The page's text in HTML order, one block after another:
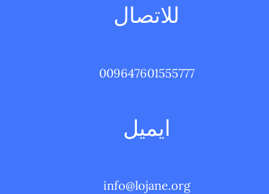
للاتصال
009647601555777
ايميل
info@lojane.org